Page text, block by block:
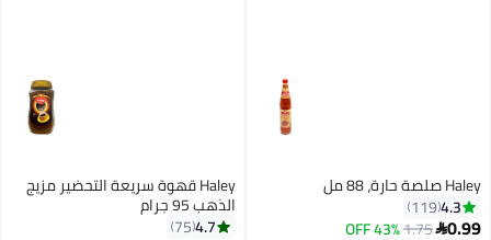
Haley صلصة حارة، 88 مل
4.3
119
0.99
1.75
43% OFF #11 في الصوصات
Haley قهوة سريعة التحضير مزيج
الذهب 95 جرام
4.7
75